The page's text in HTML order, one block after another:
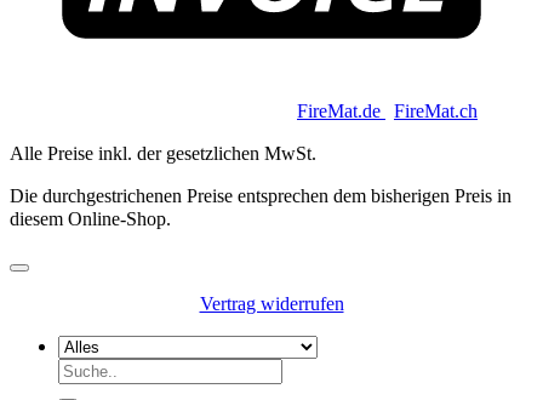
FireMat.de FireMat.ch
Alle Preise inkl. der gesetzlichen MwSt.
Die durchgestrichenen Preise entsprechen dem bisherigen Preis in
diesem Online-Shop.
Vertrag widerrufen
Suchen